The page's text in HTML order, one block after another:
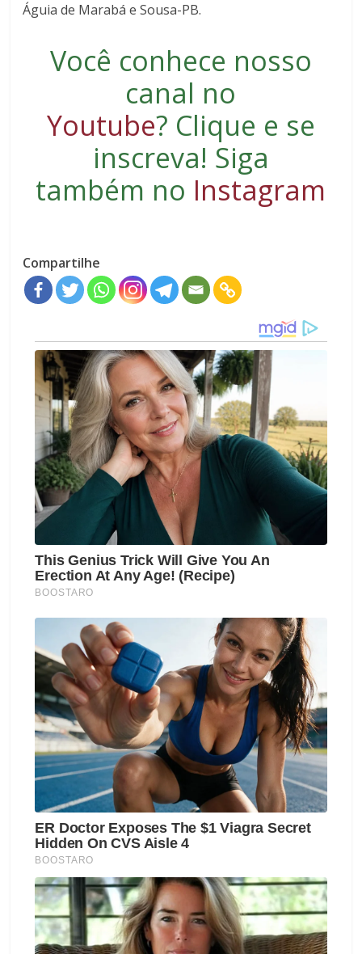
Águia de Marabá e Sousa-PB.
Você conhece nosso
canal no
Youtube? Clique e se
inscreva! Siga
também no Instagram
Compartilhe